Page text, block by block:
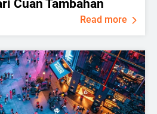
Cuan Tambahan
Read more